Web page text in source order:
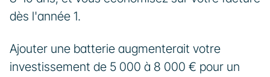
dès l'année 1.
Ajouter une batterie augmenterait votre
investissement de 5 000 à 8 000 € pour un